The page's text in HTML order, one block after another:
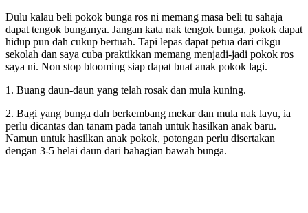
Dulu kalau beli pokok bunga ros ni memang masa beli tu sahaja
dapat tengok bunganya. Jangan kata nak tengok bunga, pokok dapat
hidup pun dah cukup bertuah. Tapi lepas dapat petua dari cikgu
sekolah dan saya cuba praktikkan memang menjadi-jadi pokok ros
saya ni. Non stop blooming siap dapat buat anak pokok lagi.
1. Buang daun-daun yang telah rosak dan mula kuning.
2. Bagi yang bunga dah berkembang mekar dan mula nak layu, ia
perlu dicantas dan tanam pada tanah untuk hasilkan anak baru.
Namun untuk hasilkan anak pokok, potongan perlu disertakan
dengan 3-5 helai daun dari bahagian bawah bunga.